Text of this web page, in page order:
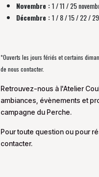
Novembre :1 / 11 / 25
Décembre :1 / 8 / 15 / 22 /
*Ouverts les jours fériés et certains
de nous contacter.
Retrouvez-nous à l'Atelier
ambiances, évènements et
campagne du Perche.
Pour toute question ou pour
contacter.